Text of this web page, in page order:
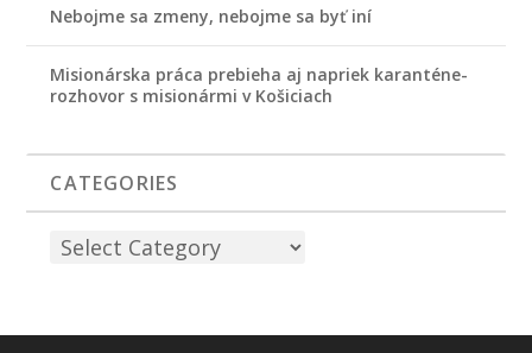
Nebojme sa zmeny, nebojme sa byť iní
Misionárska práca prebieha aj napriek karanténe-
rozhovor s misionármi v Košiciach
CATEGORIES